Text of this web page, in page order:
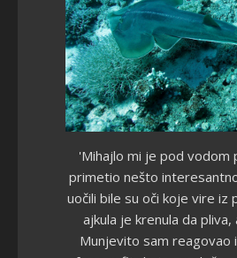
'Mihajlo mi je pod vodom
primetio nešto
uočili bile su oči koje vire iz
ajkula je krenula da pliva,
Munjevito sam reagovao